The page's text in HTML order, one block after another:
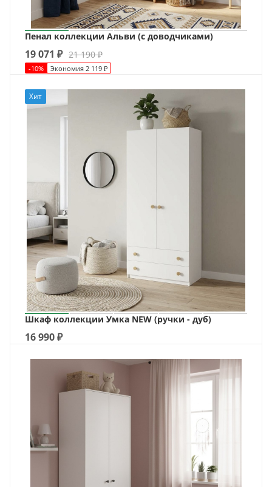
Пенал коллекции Альви (с доводчиками)
19 071 ₽ 21 190₽
-10% Экономия 2 119 ₽
Хит
Шкаф коллекции Умка NEW (ручки - дуб)
16 990₽